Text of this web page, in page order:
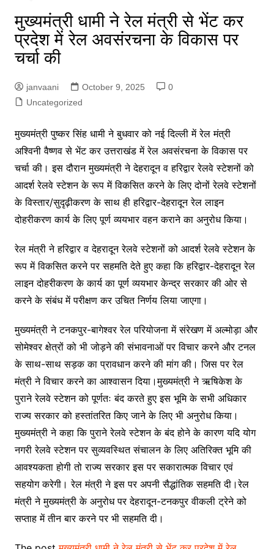
मुख्यमंत्री धामी ने रेल मंत्री से भेंट कर
प्रदेश में रेल अवसंरचना के विकास पर
चर्चा की
janvaani October 9, 2025
0
Uncategorized
मुख्यमंत्री पुष्कर सिंह धामी ने बुधवार को नई दिल्ली में रेल मंत्री
अश्विनी वैष्णव से भेंट कर उत्तराखंड में रेल अवसंरचना के विकास पर
चर्चा की। इस दौरान मुख्यमंत्री ने देहरादून व हरिद्वार रेलवे स्टेशनों को
आदर्श रेलवे स्टेशन के रूप में विकसित करने के लिए दोनों रेलवे स्टेशनों
के विस्तार/सुदृढ़ीकरण के साथ ही हरिद्वार-देहरादून रेल लाइन
दोहरीकरण कार्य के लिए पूर्ण व्ययभार वहन कराने का अनुरोध किया।
रेल मंत्री ने हरिद्वार व देहरादून रेलवे स्टेशनों को आदर्श रेलवे स्टेशन के
रूप में विकसित करने पर सहमति देते हुए कहा कि हरिद्वार-देहरादून रेल
लाइन दोहरीकरण के कार्य का पूर्ण व्ययभार केन्द्र सरकार की ओर से
करने के संबंध में परीक्षण कर उचित निर्णय लिया जाएगा।
मुख्यमंत्री ने टनकपुर-बागेश्वर रेल परियोजना में संरेखण में अल्मोड़ा और
सोमेश्वर क्षेत्रों को भी जोड़ने की संभावनाओं पर विचार करने और टनल
के साथ-साथ सड़क का प्रावधान करने की मांग की। जिस पर रेल
मंत्री ने विचार करने का आश्वासन दिया।मुख्यमंत्री ने ऋषिकेश के
पुराने रेलवे स्टेशन को पूर्णतः बंद करते हुए इस भूमि के सभी अधिकार
राज्य सरकार को हस्तांतरित किए जाने के लिए भी अनुरोध किया।
मुख्यमंत्री ने कहा कि पुराने रेलवे स्टेशन के बंद होने के कारण यदि योग
नगरी रेलवे स्टेशन पर सुव्यवस्थित संचालन के लिए अतिरिक्त भूमि की
आवश्यकता होगी तो राज्य सरकार इस पर सकारात्मक विचार एवं
सहयोग करेगी। रेल मंत्री ने इस पर अपनी सैद्धांतिक सहमति दी।रेल
मंत्री ने मुख्यमंत्री के अनुरोध पर देहरादून-टनकपुर वीकली ट्रेने को
सप्ताह में तीन बार करने पर भी सहमति दी।